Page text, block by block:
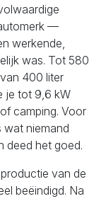
—
werkende,
was. Tot 580
400 liter
je tot 9,6 kW
camping. Voor
wat niemand
deed het goed.
van de
beëindigd. Na